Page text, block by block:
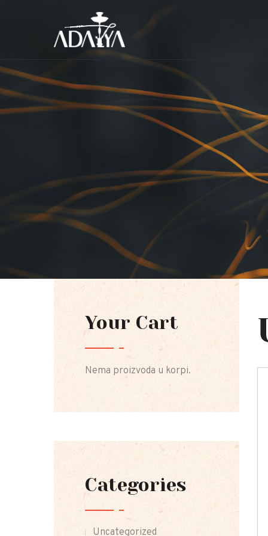
Your Cart
Nema proizvoda u korpi.
Categories
Uncategorized